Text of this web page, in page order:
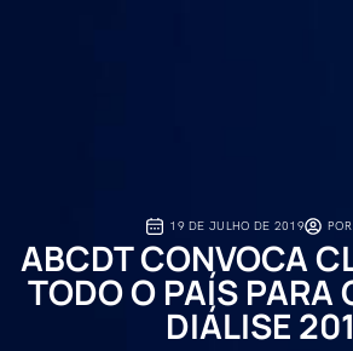
19 DE JULHO DE 2019 POR
ABCDT CONVOCA
TODO O PAÍS PARA
DIÁLISE